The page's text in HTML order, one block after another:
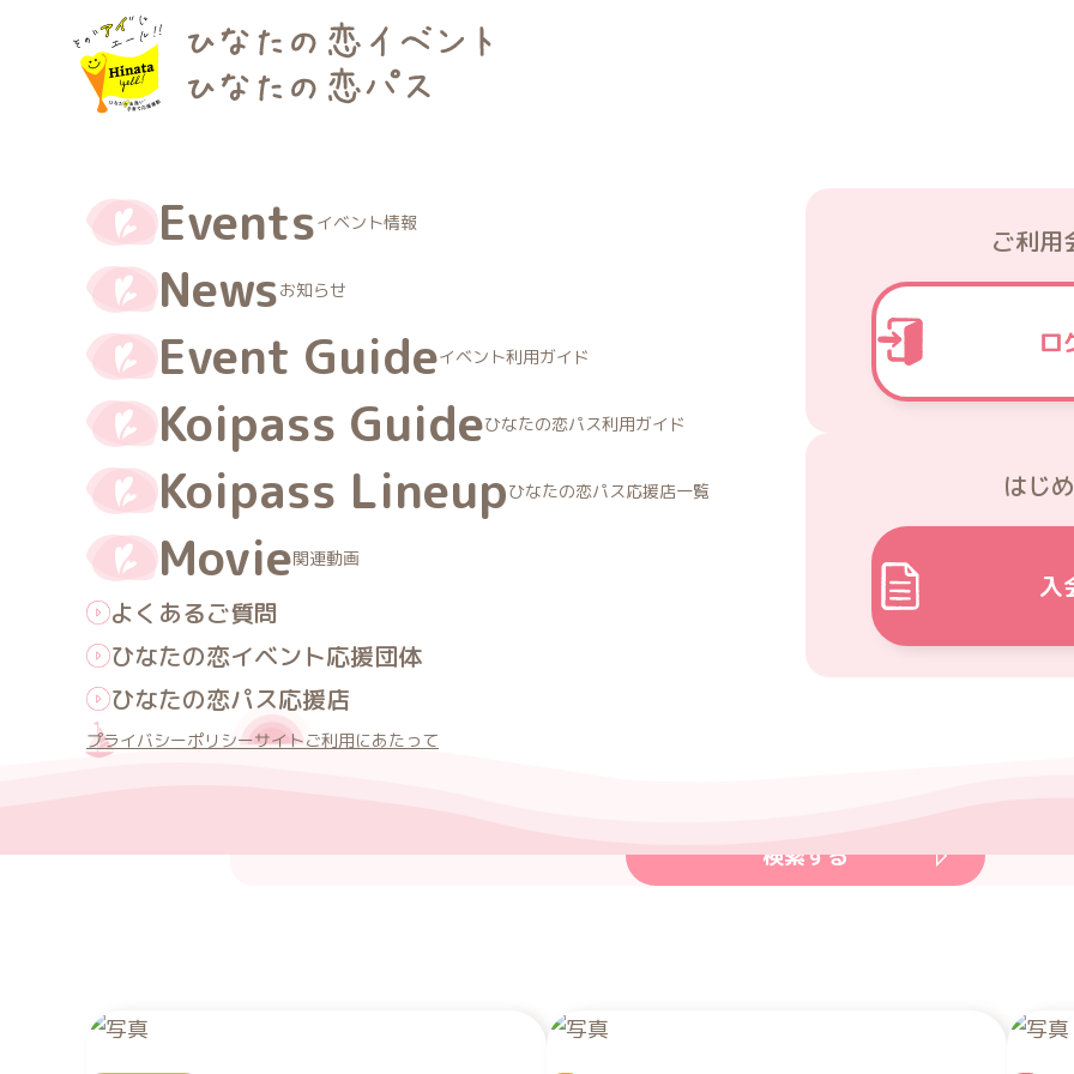
ご利用
ロ
はじ
入
Eventsイベント情報
Newsお知らせ
Event Guideイベント利用ガイド
Koipass Guideひなたの恋パス利用ガイド
Koipass Lineupひなたの恋パス応援店一覧
Movie関連動画
よくあるご質問
ひなたの恋イベント応援団体
ひなたの恋パス応援店
プライバシーポリシーサイトご利用にあたって
ひなたの恋パス応援店
TOP ひなたの恋パス応援店一覧
キーワード検索
種別 全選択 遊ぶ 宿泊・旅行
住まい
市町村
店舗名